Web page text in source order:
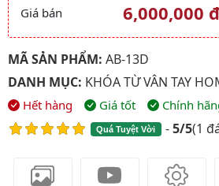
Giá và khuyến
Giá bán 6,000,000 đ
MÃ SẢN PHẨM: AB-13D
DANH MỤC: KHÓA TỪ VÂN TAY
Hết hàng Giá tốt Chính
Quá Tuyệt Vời -5/5(1